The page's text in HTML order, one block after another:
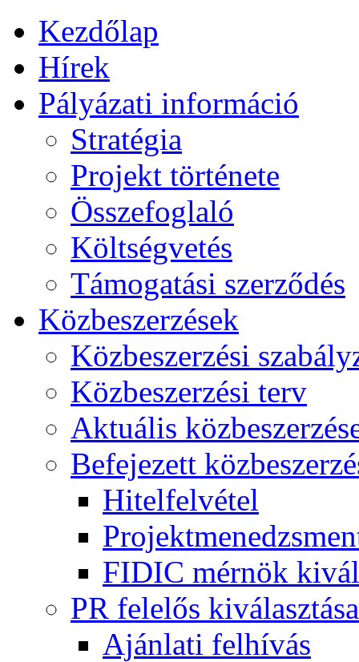
Kezdőlap
Hírek
Pályázati információ
Stratégia
Projekt története
Összefoglaló
Költségvetés
Támogatási szerződés
Közbeszerzések
Közbeszerzési
Közbeszerzési terv
Aktuális
Befejezett
Hitelfelvétel
FIDIC mérnök
PR felelős kiválasztása
Ajánlati felhívás